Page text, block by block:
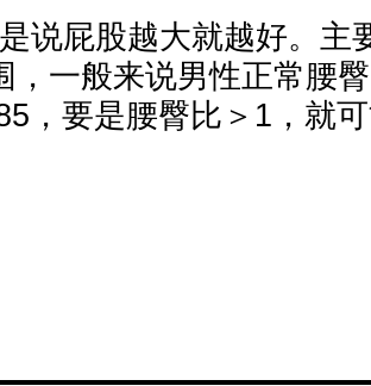
说屁股越大就越好。主
，一般来说男性正常腰
，要是腰臀比＞1，就